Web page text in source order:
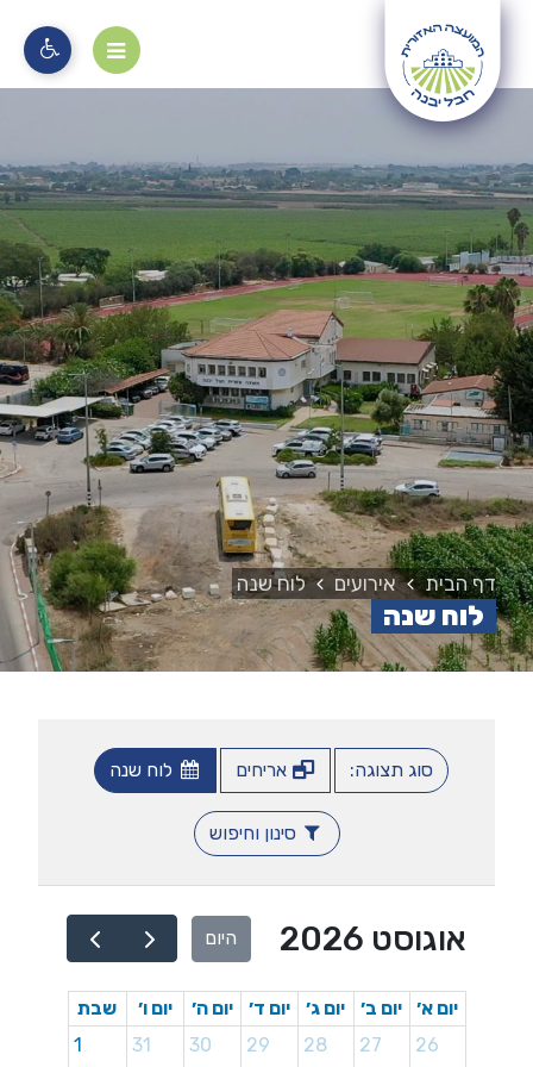
מוקד 106
דף הבית אירועים לוח שנה
לוח שנה
סוג תצוגה: אריחים לוח שנה
סינון וחיפוש
אוגוסט 2026 היום
יום א׳ יום ב׳ יום ג׳ יום ד׳ יום ה׳ יום ו׳
שבת
26
27
28
29
30
31
1